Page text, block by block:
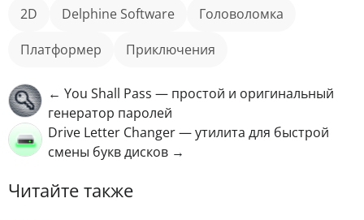
2D Delphine Software
головоломка
платформер
приключения
← You Shall Pass — простой и оригинальный
генератор паролей
Drive Letter Changer — утилита для быстрой
смены букв дисков →
Читайте также